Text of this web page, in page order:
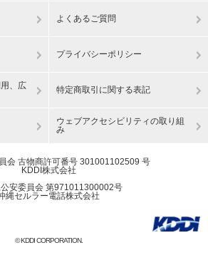
よくあるご質問
プライバシーポリシー
、広
特定商取引に関する表記
ウェブアクセシビリティの取り組
み
会 古物商許可番号 301001102509 号
KDDI株式会社
安委員会 第971011300002号
縄セルラー電話株式会社
© KDDI CORPORATION.